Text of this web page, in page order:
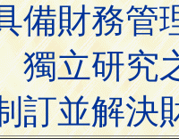
備財務管
獨立研究
訂並解決